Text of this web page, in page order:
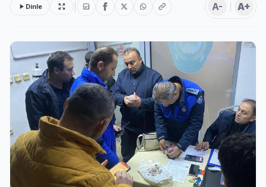
Dinle A- A+